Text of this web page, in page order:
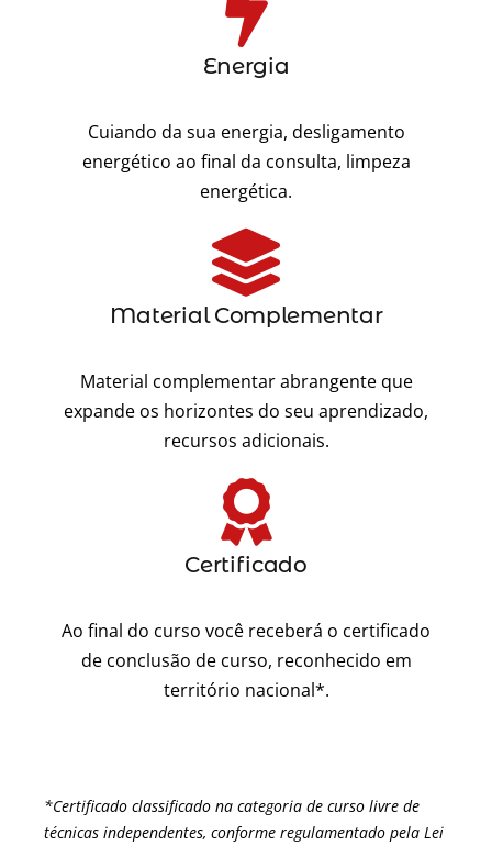
Energia
Cuiando da sua energia, desligamento
energético ao final da consulta, limpeza
energética.
Material Complementar
Material complementar abrangente que
expande os horizontes do seu aprendizado,
recursos adicionais.
Certificado
Ao final do curso você receberá o certificado
de conclusão de curso, reconhecido em
território nacional*.
*Certificado classificado na categoria de curso livre de
técnicas independentes, conforme regulamentado pela Lei